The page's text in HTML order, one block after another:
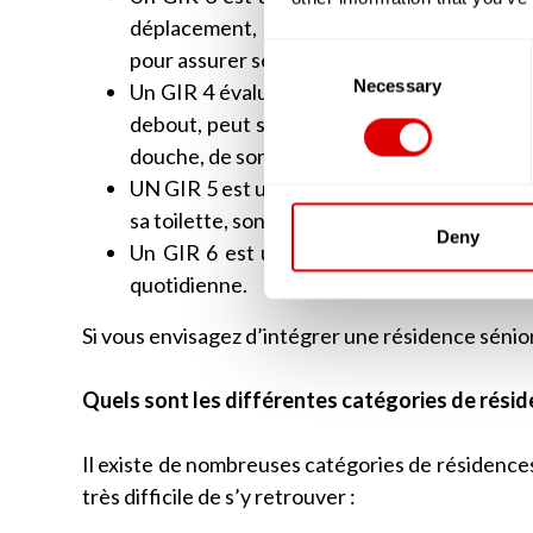
Consent
Necessary
Deny
déplacement, seront altérées. Cette
pour assurer ses soins corporels.
Un GIR 4 évaluera une personne âgée qui
debout, peut se déplacer sans problèmes.
douche, de son habillage et parfois lors des
UN GIR 5 est une personne autonome
sa toilette, son ménage ou préparer ses
Un GIR 6 est une personne âgée
quotidienne.
Si vous envisagez d’intégrer une résidence
Quels sont les différentes catégories de
Il existe de nombreuses catégories de
très difficile de s’y retrouver :